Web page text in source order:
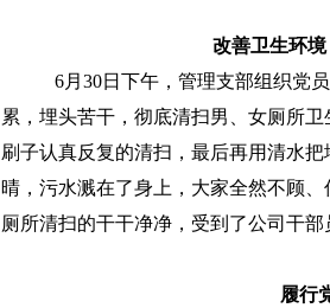
改善卫生环境
6月30日下午，管理支部组织党
累，埋头苦干，彻底清扫男、女厕所
刷子认真反复的清扫，最后再用清水
晴，污水溅在了身上，大家全然不顾
厕所清扫的干干净净，受到了公司干部
履行